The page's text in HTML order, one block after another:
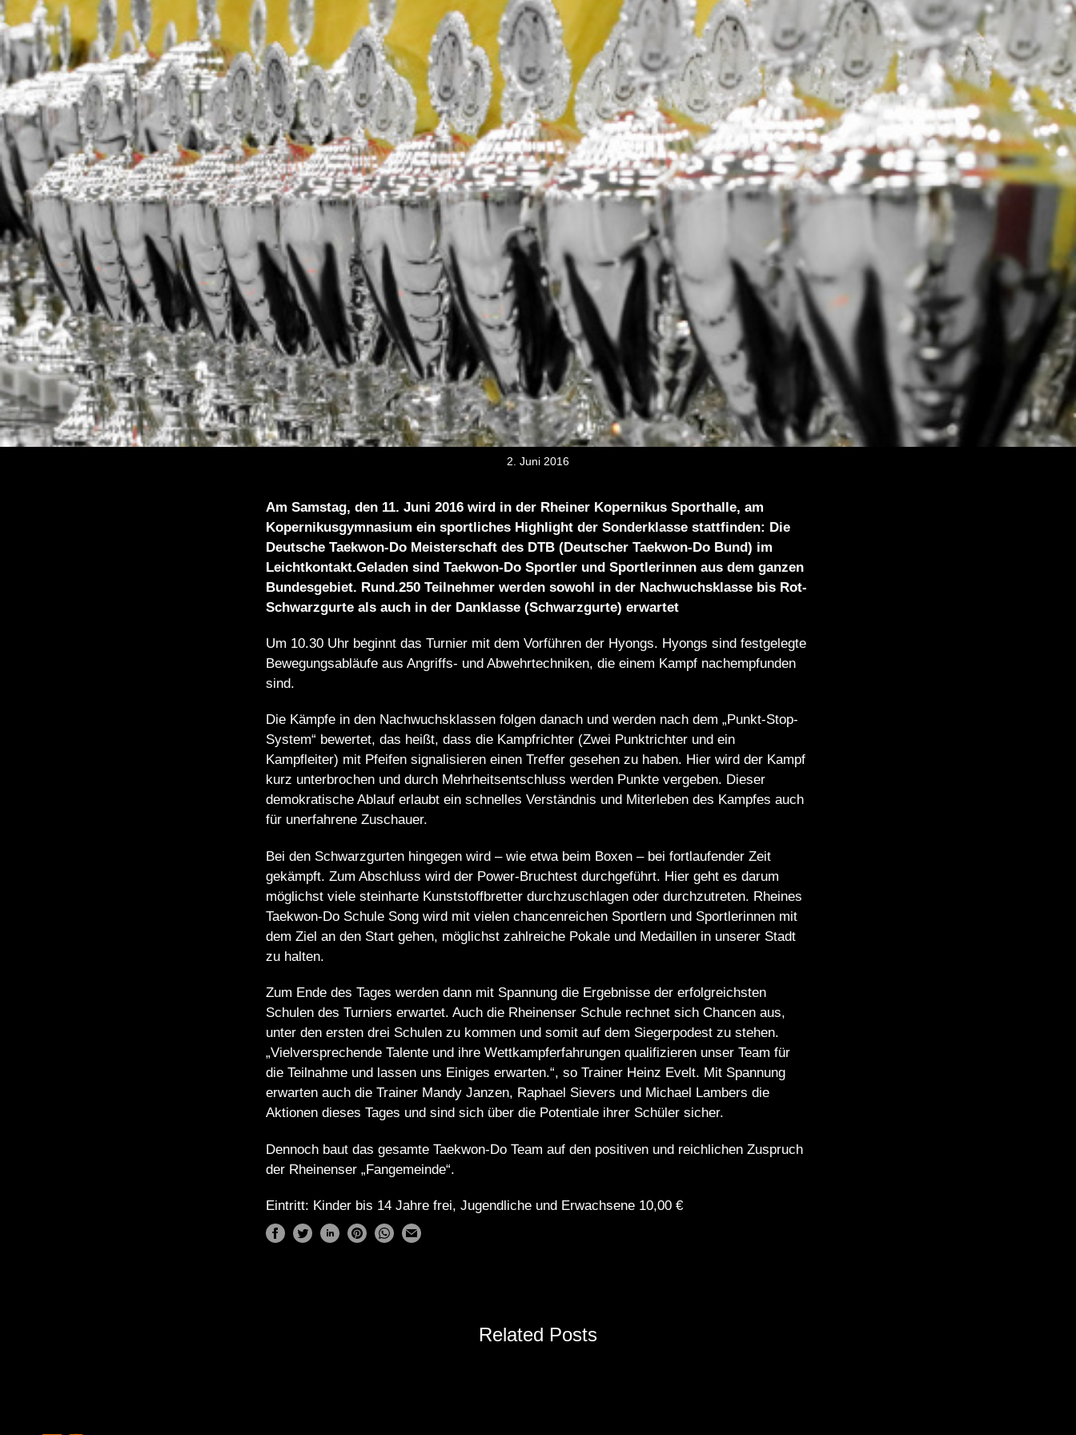
2. Juni 2016
Am Samstag, den 11. Juni 2016 wird in der Rheiner Kopernikus Sporthalle, am
Kopernikusgymnasium ein sportliches Highlight der Sonderklasse stattfinden: Die
Deutsche Taekwon-Do Meisterschaft des DTB (Deutscher Taekwon-Do Bund) im
Leichtkontakt.Geladen sind Taekwon-Do Sportler und Sportlerinnen aus dem ganzen
Bundesgebiet. Rund.250 Teilnehmer werden sowohl in der Nachwuchsklasse bis Rot-
Schwarzgurte als auch in der Danklasse (Schwarzgurte) erwartet
Um 10.30 Uhr beginnt das Turnier mit dem Vorführen der Hyongs. Hyongs sind festgelegte
Bewegungsabläufe aus Angriffs- und Abwehrtechniken, die einem Kampf nachempfunden
sind.
Die Kämpfe in den Nachwuchsklassen folgen danach und werden nach dem „Punkt-Stop-
System“ bewertet, das heißt, dass die Kampfrichter (Zwei Punktrichter und ein
Kampfleiter) mit Pfeifen signalisieren einen Treffer gesehen zu haben. Hier wird der Kampf
kurz unterbrochen und durch Mehrheitsentschluss werden Punkte vergeben. Dieser
demokratische Ablauf erlaubt ein schnelles Verständnis und Miterleben des Kampfes auch
für unerfahrene Zuschauer.
Bei den Schwarzgurten hingegen wird – wie etwa beim Boxen – bei fortlaufender Zeit
gekämpft. Zum Abschluss wird der Power-Bruchtest durchgeführt. Hier geht es darum
möglichst viele steinharte Kunststoffbretter durchzuschlagen oder durchzutreten. Rheines
Taekwon-Do Schule Song wird mit vielen chancenreichen Sportlern und Sportlerinnen mit
dem Ziel an den Start gehen, möglichst zahlreiche Pokale und Medaillen in unserer Stadt
zu halten.
Zum Ende des Tages werden dann mit Spannung die Ergebnisse der erfolgreichsten
Schulen des Turniers erwartet. Auch die Rheinenser Schule rechnet sich Chancen aus,
unter den ersten drei Schulen zu kommen und somit auf dem Siegerpodest zu stehen.
„Vielversprechende Talente und ihre Wettkampferfahrungen qualifizieren unser Team für
die Teilnahme und lassen uns Einiges erwarten.“, so Trainer Heinz Evelt. Mit Spannung
erwarten auch die Trainer Mandy Janzen, Raphael Sievers und Michael Lambers die
Aktionen dieses Tages und sind sich über die Potentiale ihrer Schüler sicher.
Dennoch baut das gesamte Taekwon-Do Team auf den positiven und reichlichen Zuspruch
der Rheinenser „Fangemeinde“.
Eintritt: Kinder bis 14 Jahre frei, Jugendliche und Erwachsene 10,00 €
Related Posts